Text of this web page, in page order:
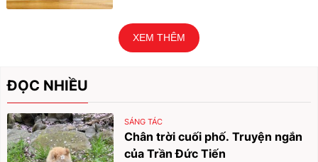
XEM THÊM
ĐỌC NHIỀU
SÁNG TÁC
Chân trời cuối phố. Truyện ngắn
của Trần Đức Tiến